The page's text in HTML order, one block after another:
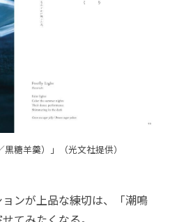
糖羊羹）」（光文社提供）
ンが上品な練切は、「潮鳴